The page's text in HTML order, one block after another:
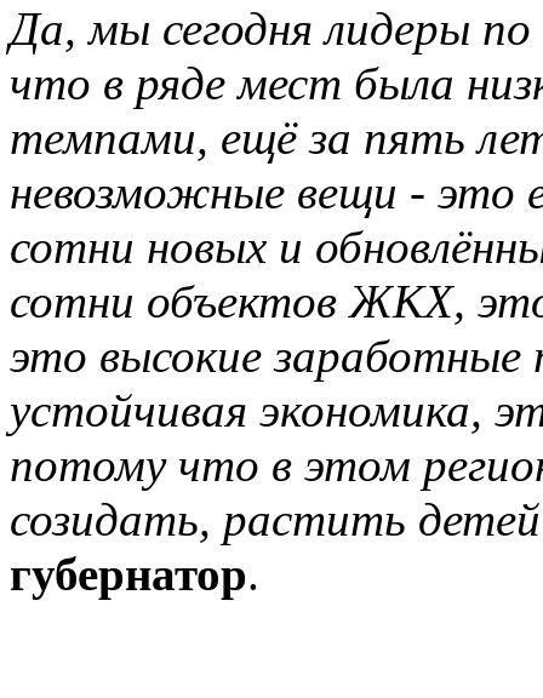
Да, мы сегодня лидеры
что в ряде мест была
темпами, ещё за пять
невозможные вещи - это
сотни новых и
сотни объектов ЖКХ,
это высокие
устойчивая экономика,
потому что в этом
созидать, растить
губернатор.